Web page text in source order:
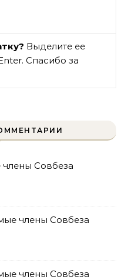
Выделите ее
Спасибо за
Совбеза
члены Совбеза
члены Совбеза